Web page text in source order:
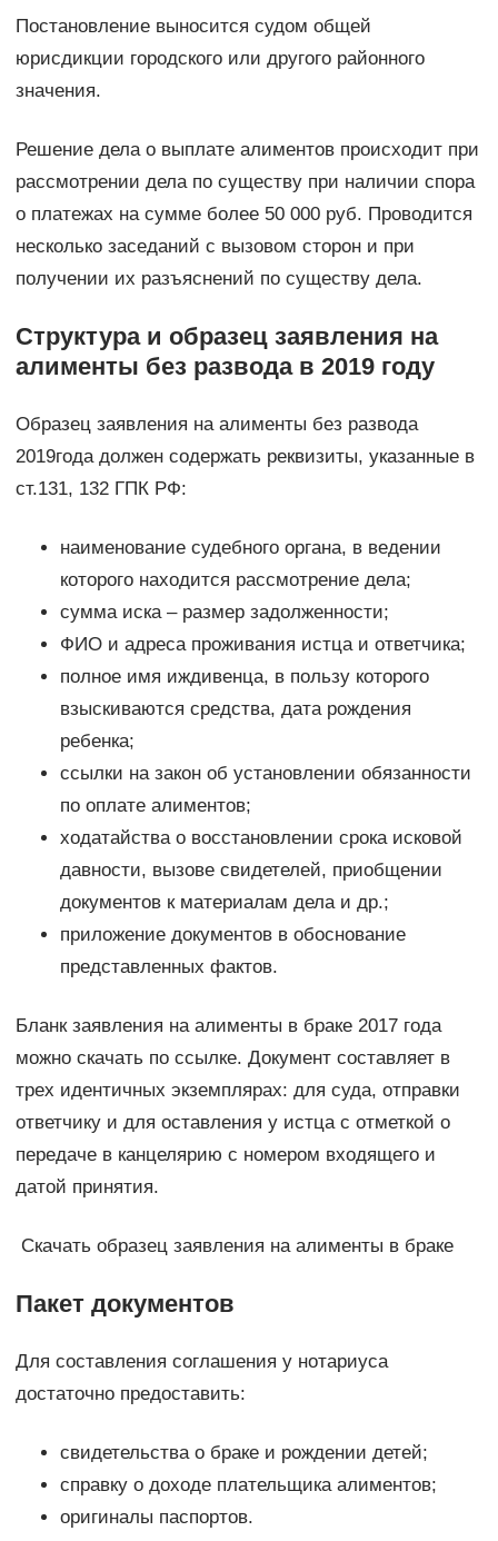
Постановление выносится судом общей
юрисдикции городского или другого районного
значения.
Решение дела о выплате алиментов происходит при
рассмотрении дела по существу при наличии спора
о платежах на сумме более 50 000 руб. Проводится
несколько заседаний с вызовом сторон и при
получении их разъяснений по существу дела.
Структура и образец заявления на
алименты без развода в 2019 году
Образец заявления на алименты без развода
2019года должен содержать реквизиты, указанные в
ст.131, 132 ГПК РФ:
наименование судебного органа, в ведении
которого находится рассмотрение дела;
сумма иска – размер задолженности;
ФИО и адреса проживания истца и ответчика;
полное имя иждивенца, в пользу которого
взыскиваются средства, дата рождения
ребенка;
ссылки на закон об установлении обязанности
по оплате алиментов;
ходатайства о восстановлении срока исковой
давности, вызове свидетелей, приобщении
документов к материалам дела и др.;
приложение документов в обоснование
представленных фактов.
Бланк заявления на алименты в браке 2017 года
можно скачать по ссылке. Документ составляет в
трех идентичных экземплярах: для суда, отправки
ответчику и для оставления у истца с отметкой о
передаче в канцелярию с номером входящего и
датой принятия.
Скачать образец заявления на алименты в браке
Пакет документов
Для составления соглашения у нотариуса
достаточно предоставить:
свидетельства о браке и рождении детей;
справку о доходе плательщика алиментов;
оригиналы паспортов.